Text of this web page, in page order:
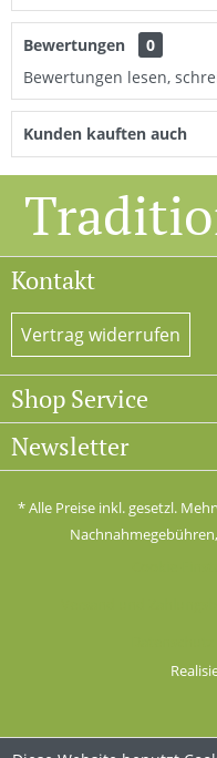
Bewertungen
0
Bewertungen lesen,
Kunden kauften auch
Kontakt
Vertrag widerrufen
Shop Service
Newsletter
* Alle Preise inkl. gesetzl.